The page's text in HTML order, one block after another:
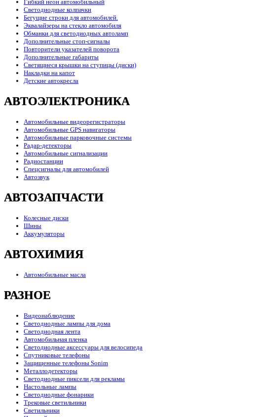
Гибкий неон автомобильный
Светодиодные колпачки
Бегущие строки для автомобилей.
Эквалайзеры на стекло автомобиля
Обманки для светодиодных автоламп
Дополнительные стоп-сигналы
Повторители указателей поворота
Дополнительные габариты
Светящиеся крышки на ступицы (диски)
Накладки на капот
Детские автокресла
АВТОЭЛЕКТРОНИКА
Автомобильные видеорегистраторы
Автомобильные GPS навигаторы
Автомобильные парковочные системы
Радар-детекторы
Автомобильные сигнализации
Радиостанции
Спецсигналы для автомобилей
Автозвук
АВТОЗАПЧАСТИ
Колесные диски
Шины
Аккумуляторы
АВТОХИМИЯ
Автомобильные масла
РАЗНОЕ
Видеонаблюдение
Светодиодные лампы для дома
Светодиодная лента
Автомобильная пленка
Светодиодные аксессуары для велосипеда
Спутниковые телефоны
Защищенные телефоны Sonim
Металлодетекторы
Светодиодные пиксели для рекламы
Настольные лампы
Светодиодные фонарики
Трековые светильники
Светильники